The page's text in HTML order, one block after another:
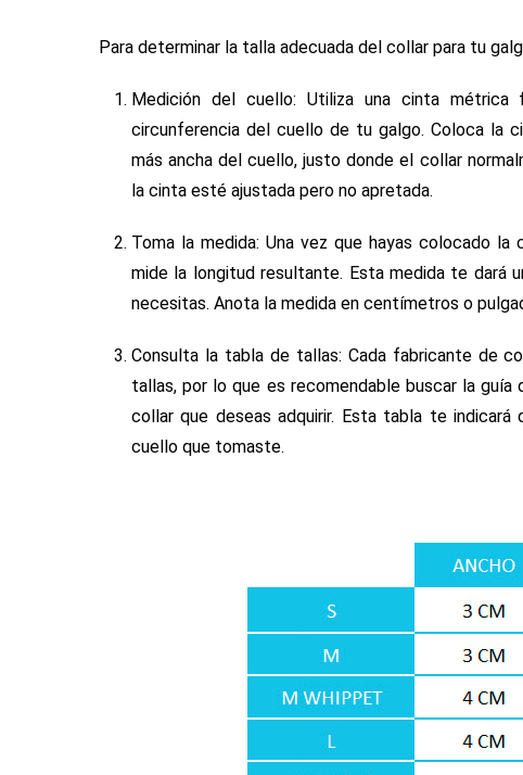
Para determinar la talla adecuada del collar para tu
Medición del cuello: Utiliza una cinta
circunferencia del cuello de tu galgo. Coloca la
más ancha del cuello, justo donde el collar
la cinta esté ajustada pero no apretada.
Toma la medida: Una vez que hayas colocado
mide la longitud resultante. Esta medida te dará
necesitas. Anota la medida en centímetros o
Consulta la tabla de tallas: Cada fabricante de
tallas, por lo que es recomendable buscar la
collar que deseas adquirir. Esta tabla te
cuello que tomaste.